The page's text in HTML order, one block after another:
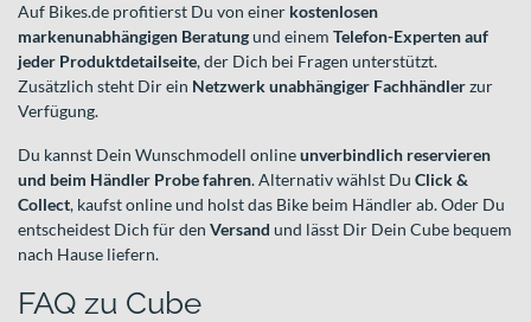
Auf Bikes.de profitierst Du von einer kostenlosen
markenunabhängigen Beratungund einem Telefon-Experten auf
jeder Produktdetailseite, der Dich bei Fragen unterstützt.
Zusätzlich steht Dir ein Netzwerk unabhängiger Fachhändlerzur
Verfügung.
Du kannst Dein Wunschmodell onlineunverbindlich reservieren
und beim Händler Probe fahren. Alternativ wählst Du Click &
Collect, kaufst online und holst das Bike beim Händler ab. Oder Du
entscheidest Dich für den Versand und lässt Dir Dein Cube bequem
nach Hause liefern.
FAQ zu Cube